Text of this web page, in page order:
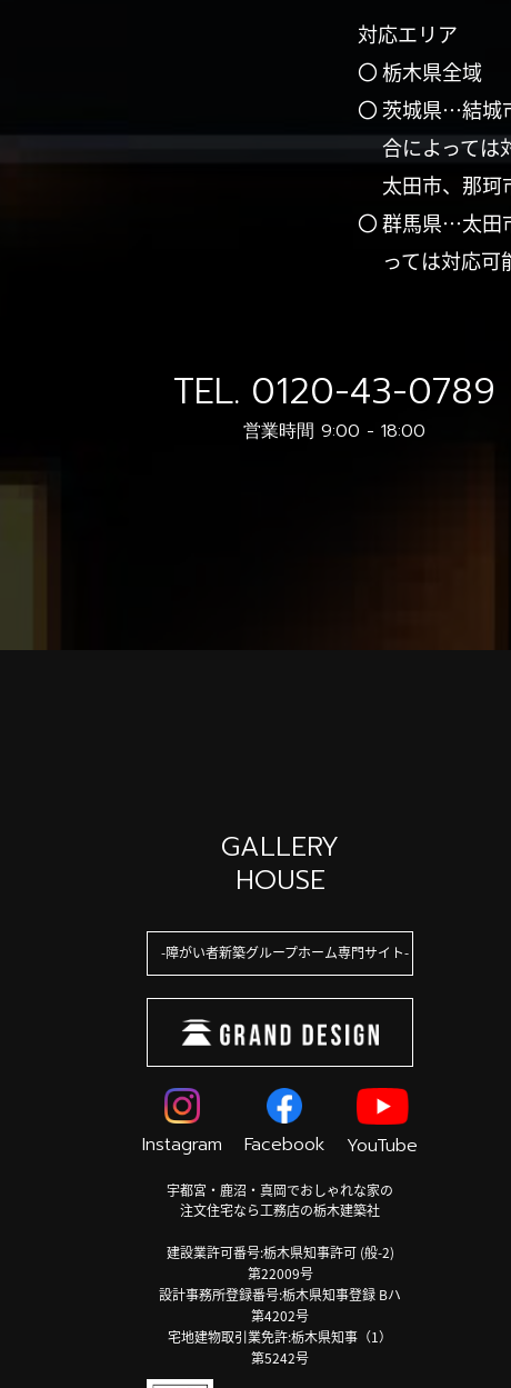
対応エリア
〇 栃木県全域
〇 茨城県…結城
合によっては
太田市、那珂
〇 群馬県…太田
っては対応
TEL. 0120-43-0789
営業時間 9:00 - 18:00
GALLERY
HOUSE
障がい者新築グループホーム専門サイト
Instagram Facebook YouTube
宇都宮・鹿沼・真岡でおしゃれな家の
注文住宅なら工務店の栃木建築社
建設業許可番号:栃木県知事許可 (般-2)
第22009号
設計事務所登録番号:栃木県知事登録 Bハ
第4202号
宅地建物取引業免許:栃木県知事（1）
第5242号